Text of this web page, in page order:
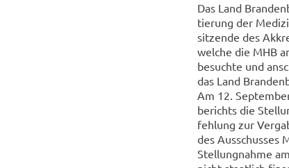
Das Land
tie­rung der
sit­zen­de des
wel­che die MHB
be­such­te und
das Land
Am 12.
be­richts die
feh­lung zur
des Aus­schus­ses
Stel­lung­nah­me